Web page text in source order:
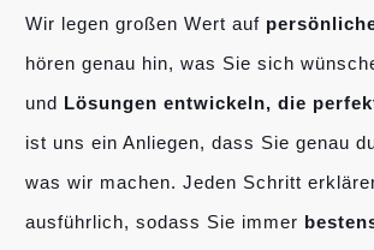
Wir legen großen Wert auf
hören genau hin, was Sie sich
und Lösungen entwickeln, die
ist uns ein Anliegen, dass Sie genau
was wir machen. Jeden Schritt
ausführlich, sodass Sie immer